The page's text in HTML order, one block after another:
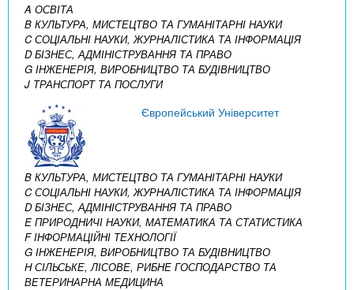
A ОСВІТА
B КУЛЬТУРА, МИСТЕЦТВО ТА ГУМАНІТАРНІ НАУКИ
C СОЦІАЛЬНІ НАУКИ, ЖУРНАЛІСТИКА ТА ІНФОРМАЦІЯ
D БІЗНЕС, АДМІНІСТРУВАННЯ ТА ПРАВО
G ІНЖЕНЕРІЯ, ВИРОБНИЦТВО ТА БУДІВНИЦТВО
J ТРАНСПОРТ ТА ПОСЛУГИ
Європейський Університет
B КУЛЬТУРА, МИСТЕЦТВО ТА ГУМАНІТАРНІ НАУКИ
C СОЦІАЛЬНІ НАУКИ, ЖУРНАЛІСТИКА ТА ІНФОРМАЦІЯ
D БІЗНЕС, АДМІНІСТРУВАННЯ ТА ПРАВО
E ПРИРОДНИЧІ НАУКИ, МАТЕМАТИКА ТА СТАТИСТИКА
F ІНФОРМАЦІЙНІ ТЕХНОЛОГІЇ
G ІНЖЕНЕРІЯ, ВИРОБНИЦТВО ТА БУДІВНИЦТВО
H СІЛЬСЬКЕ, ЛІСОВЕ, РИБНЕ ГОСПОДАРСТВО ТА
ВЕТЕРИНАРНА МЕДИЦИНА